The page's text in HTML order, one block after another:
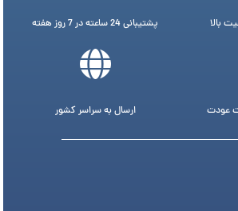
بالا پشتیبانی 24 ساعته در 7 روز هفته
عودت ارسال به سراسر کشور